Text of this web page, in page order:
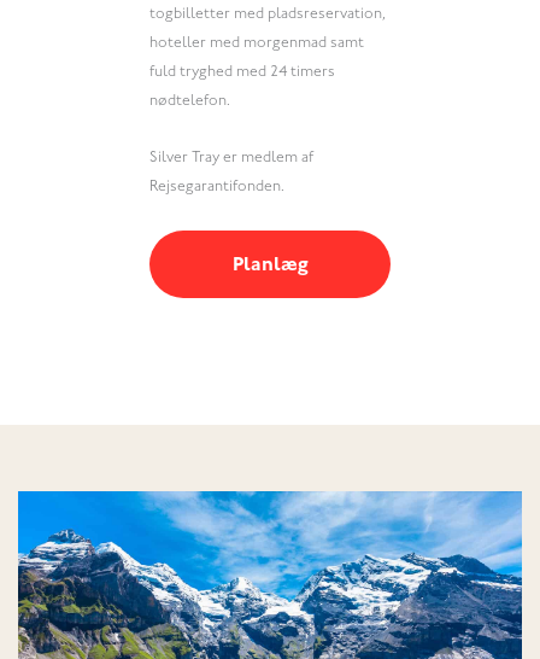
togbilletter med pladsreservation,
hoteller med morgenmad samt
fuld tryghed med 24 timers
nødtelefon.
Silver Tray er medlem af
Rejsegarantifonden.
Planlæg